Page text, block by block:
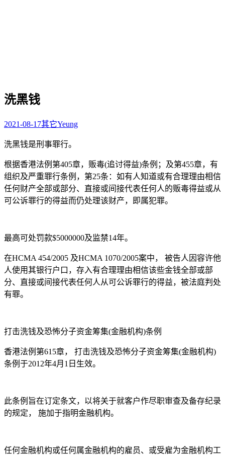
洗黑钱
2021-08-17其它Yeung
洗黑钱是刑事罪行。
根据香港法例第405章，贩毒(追讨得益)条例；及第455章，有
组织及严重罪行条例，第25条：如有人知道或有合理理由相信
任何财产全部或部分、直接或间接代表任何人的贩毒得益或从
可公诉罪行的得益而仍处理该财产，即属犯罪。
最高可处罚款$5000000及监禁14年。
在HCMA 454/2005 及HCMA 1070/2005案中， 被告人因容许他
人使用其银行户口，存入有合理理由相信该些金钱全部或部
分、直接或间接代表任何人从可公诉罪行的得益，被法庭判处
有罪。
打击洗钱及恐怖分子资金筹集(金融机构)条例
香港法例第615章， 打击洗钱及恐怖分子资金筹集(金融机构)
条例于2012年4月1日生效。
此条例旨在订定条文，以将关于就客户作尽职审查及备存纪录
的规定， 施加于指明金融机构。
任何金融机构或任何属金融机构的雇员、或受雇为金融机构工